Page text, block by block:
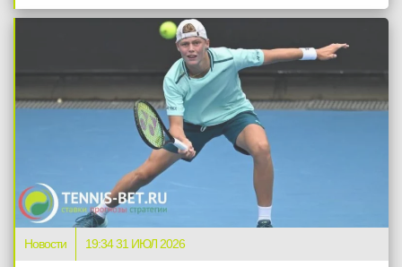
Новости 19:34 31 ИЮЛ 2026